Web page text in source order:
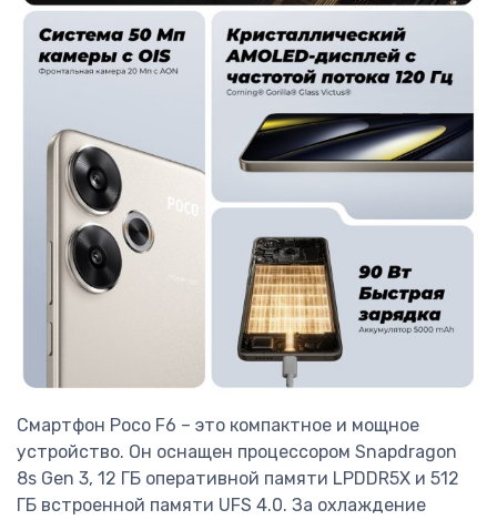
Смартфон Poco F6 – это компактное и мощное
устройство. Он оснащен процессором Snapdragon
8s Gen 3, 12 ГБ оперативной памяти LPDDR5X и 512
ГБ встроенной памяти UFS 4.0. За охлаждение